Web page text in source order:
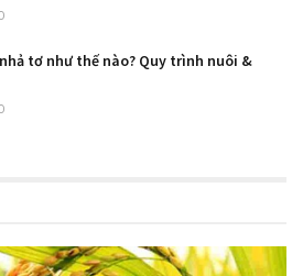
tơ như thế nào? Quy trình nuôi &